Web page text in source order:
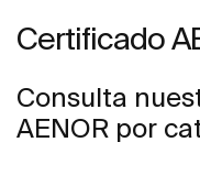
Certificado
Consulta
AENOR por